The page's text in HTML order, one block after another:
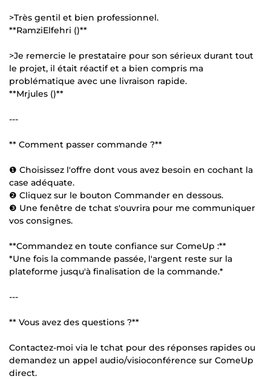
>Très gentil et bien professionnel.
**RamziElfehri ()**
>Je remercie le prestataire pour son sérieux durant tout
le projet, il était réactif et a bien compris ma
problématique avec une livraison rapide.
**Mrjules ()**
---
** Comment passer commande ?**
❶ Choisissez l'offre dont vous avez besoin en cochant la
case adéquate.
❷ Cliquez sur le bouton Commander en dessous.
❸ Une fenêtre de tchat s'ouvrira pour me communiquer
vos consignes.
**Commandez en toute confiance sur ComeUp :**
*Une fois la commande passée, l'argent reste sur la
plateforme jusqu'à finalisation de la commande.*
---
** Vous avez des questions ?**
Contactez-moi via le tchat pour des réponses rapides ou
demandez un appel audio/visioconférence sur ComeUp
direct.